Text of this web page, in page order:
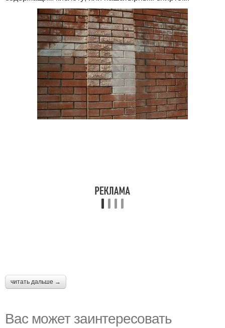
читать дальше →
Вас может заинтересовать